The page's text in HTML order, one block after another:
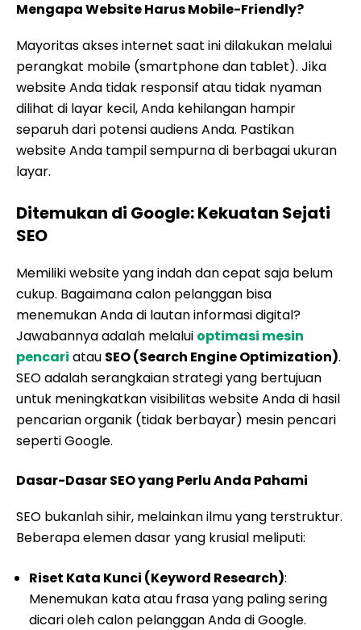
Mengapa Website Harus Mobile-Friendly?
Mayoritas akses internet saat ini dilakukan melalui
perangkat mobile (smartphone dan tablet). Jika
website Anda tidak responsif atau tidak nyaman
dilihat di layar kecil, Anda kehilangan hampir
separuh dari potensi audiens Anda. Pastikan
website Anda tampil sempurna di berbagai ukuran
layar.
Ditemukan di Google: Kekuatan Sejati
SEO
Memiliki website yang indah dan cepat saja belum
cukup. Bagaimana calon pelanggan bisa
menemukan Anda di lautan informasi digital?
Jawabannya adalah melalui optimasi mesin
pencari atau SEO (Search Engine Optimization).
SEO adalah serangkaian strategi yang bertujuan
untuk meningkatkan visibilitas website Anda di hasil
pencarian organik (tidak berbayar) mesin pencari
seperti Google.
Dasar-Dasar SEO yang Perlu Anda Pahami
SEO bukanlah sihir, melainkan ilmu yang terstruktur.
Beberapa elemen dasar yang krusial meliputi:
Riset Kata Kunci (Keyword Research):
Menemukan kata atau frasa yang paling sering
dicari oleh calon pelanggan Anda di Google.